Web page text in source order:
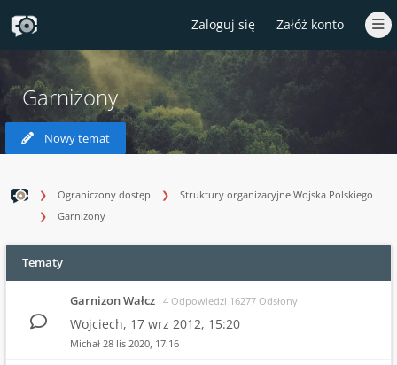
Zaloguj się Załóż konto
Garnizony
Nowy temat
Ograniczony dostęp
Struktury organizacyjne Wojska Polskiego
Garnizony
Tematy
Garnizon Wałcz 4 Odpowiedzi 16277 Odsłony
Wojciech, 17 wrz 2012, 15:20
Michał 28 lis 2020, 17:16